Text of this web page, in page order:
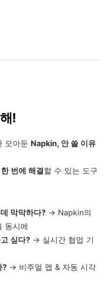
!
모아둔 Napkin, 안 쓸 이유
번에 해결할 수 있는 도구
막막하다? → Napkin의
동시에
싶다? → 실시간 협업 기
? → 비주얼 맵 & 자동 시각